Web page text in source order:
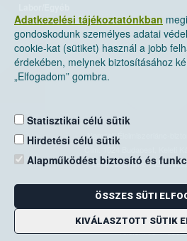
Adatkezelési tájékoztatónkban
gondoskodunk személyes adatai
cookie-kat (sütiket) használ a jobb
érdekében, melynek biztosításához
„Elfogadom” gombra.
Statisztikai célú sütik
Hirdetési célú sütik
Alapműködést biztosító és
ÖSSZES SÜTI
KIVÁLASZTOTT SÜTIK
Nemzeti Élelmiszerlánc-
Levelezési cím: 1525
E-mail:
Zöld szám: 06-80/
Telefon: 06-1/ 336-